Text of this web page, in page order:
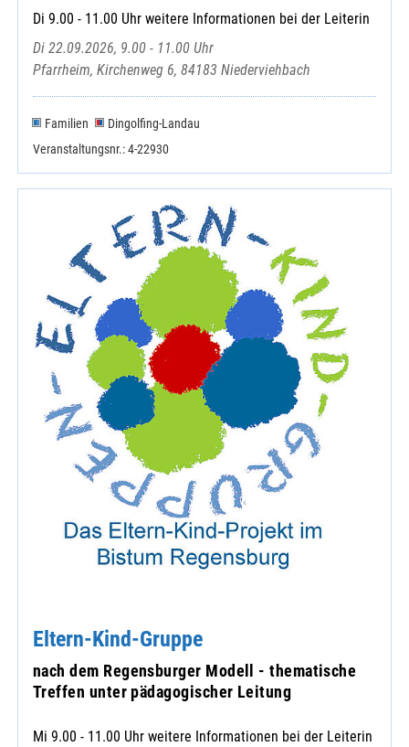
Di 9.00 - 11.00 Uhr weitere Informationen bei der Leiterin
Di 22.09.2026, 9.00 - 11.00 Uhr
Pfarrheim, Kirchenweg 6, 84183 Niederviehbach
Familien
Dingolfing-Landau
Veranstaltungsnr.: 4-22930
Eltern-Kind-Gruppe
nach dem Regensburger Modell - thematische
Treffen unter pädagogischer Leitung
Mi 9.00 - 11.00 Uhr weitere Informationen bei der Leiterin